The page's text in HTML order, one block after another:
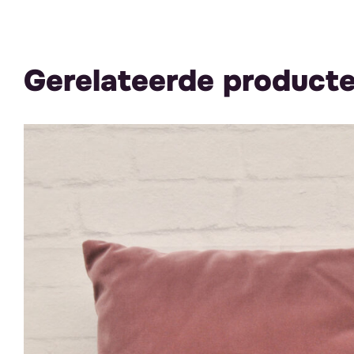
Gerelateerde